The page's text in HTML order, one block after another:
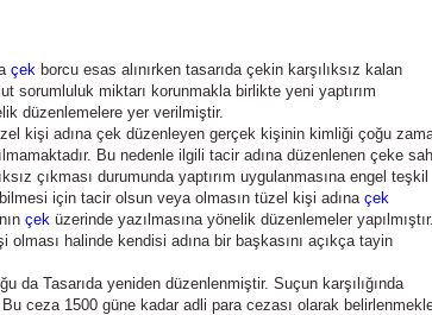
çek borcu esas alınırken tasarıda çekin karşılıksız kalan
sorumluluk miktarı korunmakla birlikte yeni yaptırım
düzenlemelere yer verilmiştir.
kişi adına çek düzenleyen gerçek kişinin kimliği çoğu
Bu nedenle ilgili tacir adına düzenlenen çeke
çıkması durumunda yaptırım uygulanmasına engel teşkil
için tacir olsun veya olmasın tüzel kişi adına çek
çek üzerinde yazılmasına yönelik düzenlemeler yapılmıştır.
olması halinde kendisi adına bir başkasını açıkça tayin
da Tasarıda yeniden düzenlenmiştir. Suçun karşılığında
ceza 1500 güne kadar adli para cezası olarak